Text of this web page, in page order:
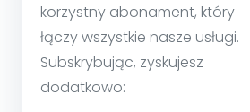
korzystny abonament, który
łączy wszystkie nasze usługi.
Subskrybując, zyskujesz
dodatkowo: